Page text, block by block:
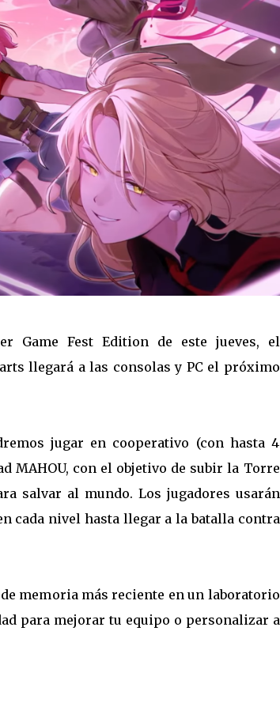
Game Fest Edition de este jueves, el
llegará a las consolas y PC el próximo
jugar en cooperativo (con hasta 4
MAHOU, con el objetivo de subir la Torre
salvar al mundo. Los jugadores usarán
cada nivel hasta llegar a la batalla contra
memoria más reciente en un laboratorio
para mejorar tu equipo o personalizar a